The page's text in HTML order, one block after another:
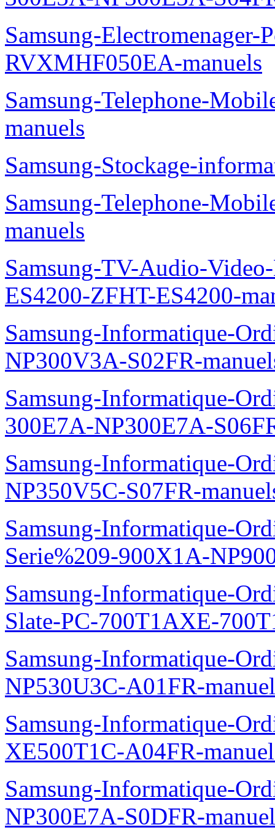
Samsung-
RVXMHF050EA-manuels
Samsung-Telephone-
manuels
Samsung-Stockage-
Samsung-Telephone-
manuels
Samsung-TV-Audio-
ES4200-ZFHT-ES4200-
Samsung-Informatique-
NP300V3A-S02FR-
Samsung-Informatique-
300E7A-NP300E7A-
Samsung-Informatique-
NP350V5C-S07FR-
Samsung-Informatique-
Serie%209-900X1A-
Samsung-Informatique-
Slate-PC-700T1AXE-
Samsung-Informatique-
NP530U3C-A01FR-
Samsung-Informatique-
XE500T1C-A04FR-
Samsung-Informatique-
NP300E7A-S0DFR-